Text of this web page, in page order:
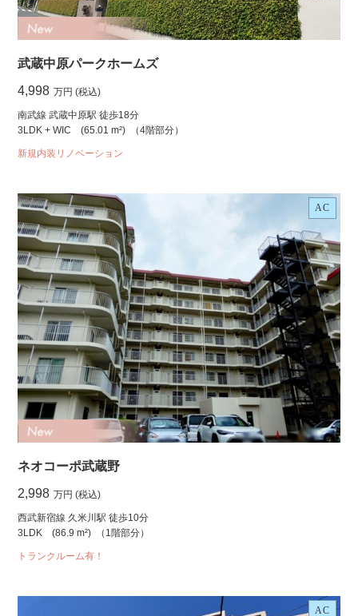
武蔵中原パークホームズ
4,998 万円 (税込)
南武線 武蔵中原駅 徒歩18分
3LDK + WIC
(65.01 m²) （4階部分）
新規内装リノベーション
AC
ネオコーポ武蔵野
2,998 万円 (税込)
西武新宿線 久米川駅 徒歩10分
3LDK
(86.9 m²) （1階部分）
トランクルーム有！
AC